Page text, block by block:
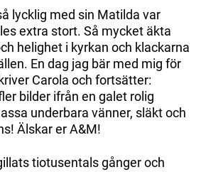
lycklig med sin Matilda var
extra stort. Så mycket äkta
helighet i kyrkan och klackarna
En dag jag bär med mig för
Carola och fortsätter:
bilder ifrån en galet rolig
underbara vänner, släkt och
Älskar er A&M!
tiotusentals gånger och